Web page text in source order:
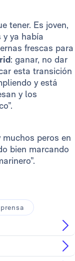
tener. Es joven,
ya había
frescas para
: ganar, no dar
esta transición
y está
y los
peros en
bien marcando